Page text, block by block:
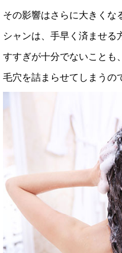
その影響はさらに大きくな
シャンは、手早く済ませる
すすぎが十分でないことも
毛穴を詰まらせてしまうの